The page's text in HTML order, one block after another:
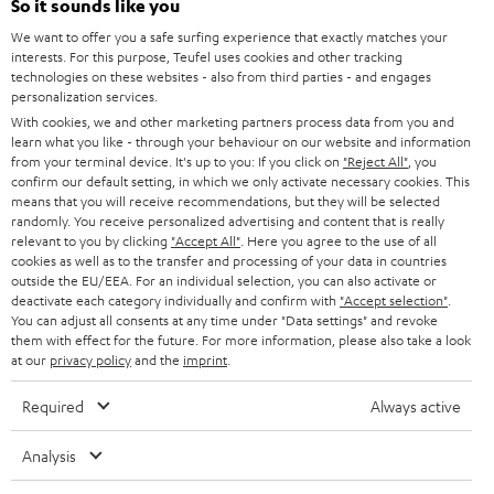
l
d
u
n
g
SOUNDBARS
STEREO
SMART HOME
BLUETOOTH-LAUTSPRECHER
KOPFHÖRER
BLUETOOTH-KOPFHÖRER
STEREOANLAGEN
LAUTSPRECHER
ULTIMA-SERIE
SUPPORT
KARRIERE
PRESSE & MARKETING
GESCHÄFTSKUNDEN
PARTNERPROGRAMM
BLOG
NEWSLETTER
STORES
Teufel Onlineshops
DEUTSCHLAND
ÖSTERREICH
SCHWEIZ
NIEDERLANDE
BELGIEN
FRANKREICH
POLEN
So it sounds like you
We want to offer you a safe surfing experience that exactly matches your
interests. For this purpose, Teufel uses cookies and other tracking
technologies on these websites - also from third parties - and engages
personalization services.
With cookies, we and other marketing partners process data from you and
learn what you like - through your behaviour on our website and information
from your terminal device. It's up to you: If you click on "Reject All" , you
confirm our default setting, in which we only activate necessary cookies. This
means that you will receive recommendations, but they will be selected
randomly. You receive personalized advertising and content that is really
relevant to you by clicking "Accept All" . Here you agree to the use of all
cookies as well as to the transfer and processing of your data in countries
outside the EU/EEA. For an individual selection, you can also activate or
deactivate each category individually and confirm with "Accept selection"
You can adjust all consents at any time under "Data settings" and revoke
them with effect for the future. For more information, please also take a look
at our privacy policyand the imprint
Required Always active
Analysis